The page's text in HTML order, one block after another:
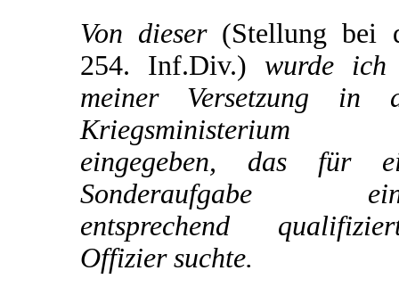
Von dieser (Stellung bei
254. Inf.Div.) wurde ich
meiner Versetzung in
Kriegsministerium
eingegeben, das für
Sonderaufgabe
entsprechend
Offizier suchte.